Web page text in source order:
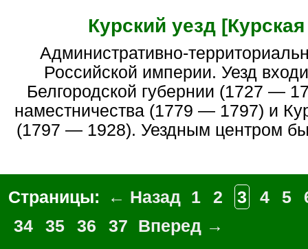
Курский уезд [Курская
Административно-территориальная единица
Российской империи. Уезд
Белгородской губернии (1727 —
наместничества (1779 — 1797) и
(1797 — 1928). Уездным центром
Страницы: ← Назад 1 2 3 4 5
34
35 36 37 Вперед →